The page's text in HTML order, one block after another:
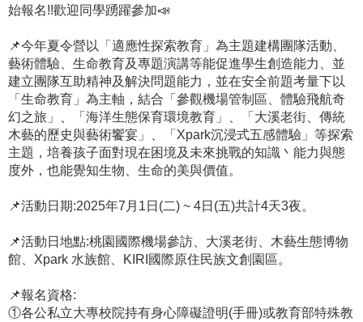
始報名!!歡迎同學踴躍參加📣
📌今年夏令營以「適應性探索教育」為主題建構團隊活動、
藝術體驗、生命教育及專題演講等能促進學生創造能力、並
建立團隊互助精神及解決問題能力，並在安全前題考量下以
「生命教育」為主軸，結合「參觀機場管制區、體驗飛航奇
幻之旅」、「海洋生態保育環境教育」、「大溪老街、傳統
木藝的歷史與藝術饗宴」、「Xpark沉浸式五感體驗」等探索
主題，培養孩子面對現在困境及未來挑戰的知識丶能力與態
度外，也能覺知生物、生命的美與價值。
📌活動日期:2025年7月1日(二) ~ 4日(五)共計4天3夜。
📌活動日地點:桃園國際機場參訪、大溪老街、木藝生態博物
館、Xpark 水族館、KIRI國際原住民族文創園區。
📌報名資格:
①各公私立大專校院持有身心障礙證明(手冊)或教育部特殊教